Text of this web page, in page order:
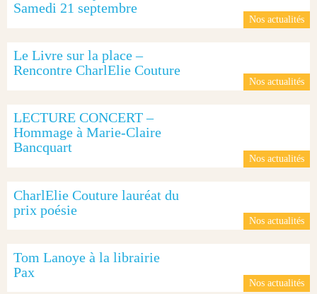
Nos actualités
Samedi 21 septembre
Nos actualités
Le Livre sur la place –
Rencontre CharlElie Couture
Nos actualités
LECTURE CONCERT –
Hommage à Marie-Claire
Bancquart
Nos actualités
CharlElie Couture lauréat du
prix poésie
Nos actualités
Tom Lanoye à la librairie
Pax